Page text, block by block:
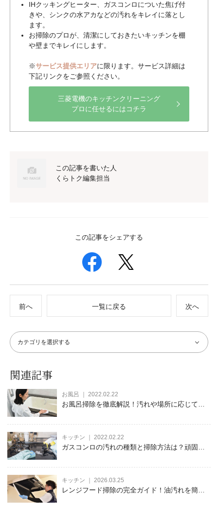
IHクッキングヒーター、ガスコンロについた焦げ付
きや、シンクの水アカなどの汚れをキレイに落とし
ます。
お掃除のプロが、清潔にしておきたいキッチンを棚
や壁までキレイにします。
※サービス提供エリアに限ります。サービス詳細は
下記リンクをご参照ください。
三菱電機のキッチンクリーニング
プロに任せるにはコチラ
この記事を書いた人
くらトク編集担当
この記事をシェアする
前へ 一覧に戻る 次へ
関連記事
お風呂 ｜ 2022.02.22
お風呂掃除を徹底解説！汚れや場所に応じて適
キッチン ｜ 2022.02.22
ガスコンロの汚れの種類と掃除方法は？頑固な
キッチン ｜ 2026.03.25
レンジフード掃除の完全ガイド！油汚れを簡単